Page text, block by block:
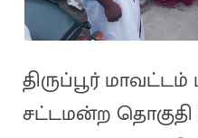
திருப்பூர்
சட்டமன்ற தொகுதி